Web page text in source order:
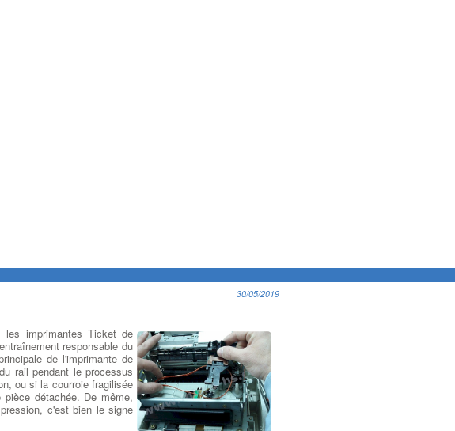
30/05/2019
imprimantes Ticket de
responsable du
de l'imprimante de
rail pendant le processus
ou si la courroie fragilisée
détachée. De même,
c'est bien le signe